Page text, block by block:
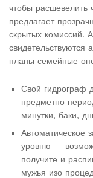
чтобы расшевелить
предлагает
скрытых комиссий.
свидетельствуются
планы семейные
Свой гидрограф
предметно
минутки, баки,
Автоматическое
уровню —
получите и
мужья изо